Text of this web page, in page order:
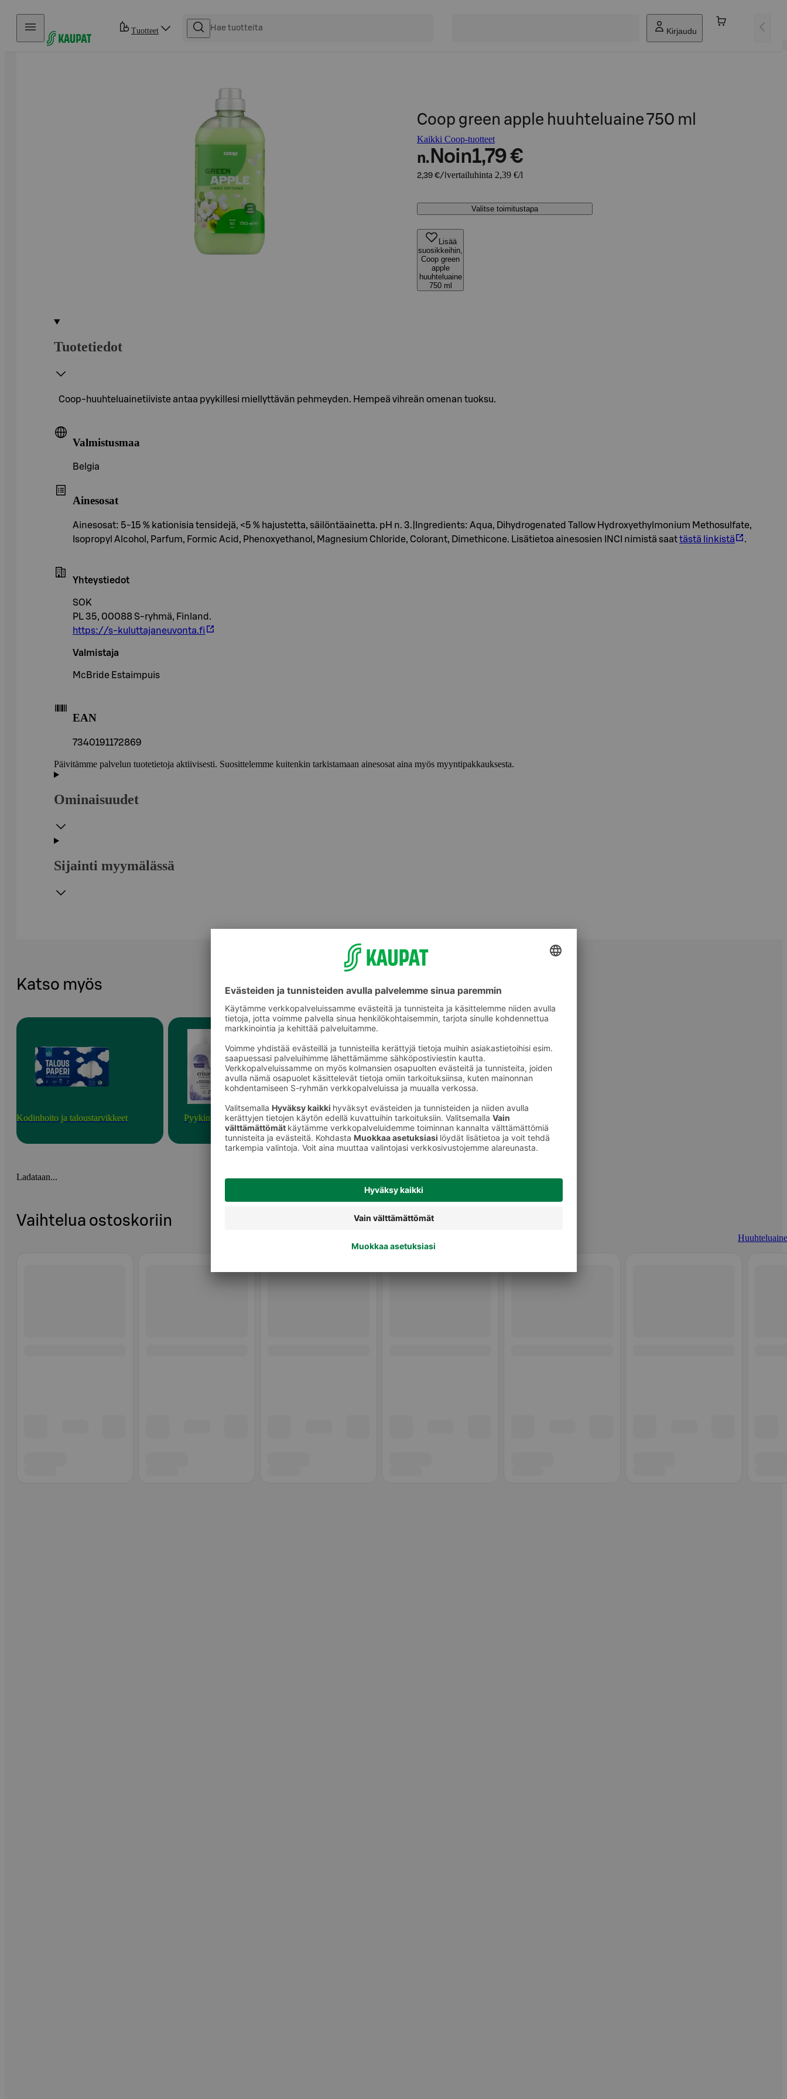
Hyppää sisältöön
Tuotteet Kirjaudu
Coop green apple huuhteluaine 750 ml
Kaikki Coop-tuotteet
n. Noin1,79 €
2,39 €/l vertailuhinta 2,39 €/l
Valitse toimitustapa
Lisää
suosikkeihin,
Coop green
apple
huuhteluaine
750 ml
Tuotetiedot
Coop-huuhteluainetiiviste antaa pyykillesi miellyttävän pehmeyden. Hempeä vihreän omenan tuoksu.
Valmistusmaa
Belgia
Ainesosat
Ainesosat: 5-15 % kationisia tensidejä, <5 % hajustetta, säilöntäainetta. pH n. 3.|Ingredients: Aqua, Dihydrogenated Tallow Hydroxyethylmonium Methosulfate,
Isopropyl Alcohol, Parfum, Formic Acid, Phenoxyethanol, Magnesium Chloride, Colorant, Dimethicone. Lisätietoa ainesosien INCI nimistä saattästä linkistä .
Yhteystiedot
SOK
PL 35, 00088 S-ryhmä, Finland.
https://s-kuluttajaneuvonta.fi
Valmistaja
McBride Estaimpuis
EAN
7340191172869
Päivitämme palvelun tuotetietoja aktiivisesti. Suosittelemme kuitenkin tarkistamaan ainesosat aina myös myyntipakkauksesta.
Ominaisuudet
Sijainti myymälässä
Katso myös
Kodinhoito ja taloustarvikkeet Pyykinpesu Huuhteluaineet
Ladataan...
Vaihtelua ostoskoriin